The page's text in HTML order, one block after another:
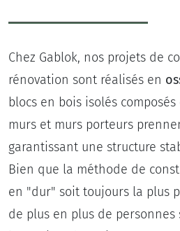
Chez Gablok, nos projets de
rénovation sont réalisés en
blocs en bois isolés
murs et murs porteurs
garantissant une structure
Bien que la méthode de
en "dur" soit toujours la plus
de plus en plus de